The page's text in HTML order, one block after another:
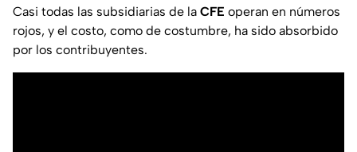
Casi todas las subsidiarias de la CFE operan en números
rojos, y el costo, como de costumbre, ha sido absorbido
por los contribuyentes.